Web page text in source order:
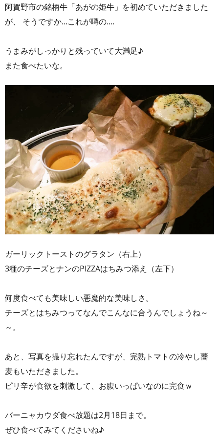
阿賀野市の銘柄牛「あがの姫牛」を初めていただきました
が、 そうですか...これが噂の....
うまみがしっかりと残っていて大満足♪
また食べたいな。
ガーリックトーストのグラタン（右上）
3種のチーズとナンのPIZZAはちみつ添え（左下）
何度食べても美味しい悪魔的な美味しさ。
チーズとはちみつってなんでこんなに合うんでしょうね～
～。
あと、写真を撮り忘れたんですが、完熟トマトの冷やし蕎
麦もいただきました。
ピリ辛が食欲を刺激して、お腹いっぱいなのに完食ｗ
バーニャカウダ食べ放題は2月18日まで。
ぜひ食べてみてくださいね♪